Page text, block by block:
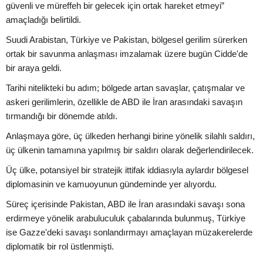
güvenli ve müreffeh bir gelecek için ortak hareket etmeyi”
amaçladığı belirtildi.
Suudi Arabistan, Türkiye ve Pakistan, bölgesel gerilim sürerken
ortak bir savunma anlaşması imzalamak üzere bugün Cidde'de
bir araya geldi.
Tarihi nitelikteki bu adım; bölgede artan savaşlar, çatışmalar ve
askeri gerilimlerin, özellikle de ABD ile İran arasındaki savaşın
tırmandığı bir dönemde atıldı.
Anlaşmaya göre, üç ülkeden herhangi birine yönelik silahlı saldırı,
üç ülkenin tamamına yapılmış bir saldırı olarak değerlendirilecek.
Üç ülke, potansiyel bir stratejik ittifak iddiasıyla aylardır bölgesel
diplomasinin ve kamuoyunun gündeminde yer alıyordu.
Süreç içerisinde Pakistan, ABD ile İran arasındaki savaşı sona
erdirmeye yönelik arabuluculuk çabalarında bulunmuş, Türkiye
ise Gazze'deki savaşı sonlandırmayı amaçlayan müzakerelerde
diplomatik bir rol üstlenmişti.